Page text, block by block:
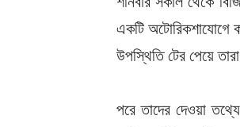
একটি অটোরিকশাযোগে
উপস্থিতি টের পেয়ে
পরে তাদের দেওয়া